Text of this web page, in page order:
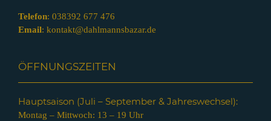
Telefon: 038392 677 476
Email: kontakt@dahlmannsbazar.de
ÖFFNUNGSZEITEN
Hauptsaison (Juli – September & Jahreswechsel):
Montag – Mittwoch: 13 – 19 Uhr